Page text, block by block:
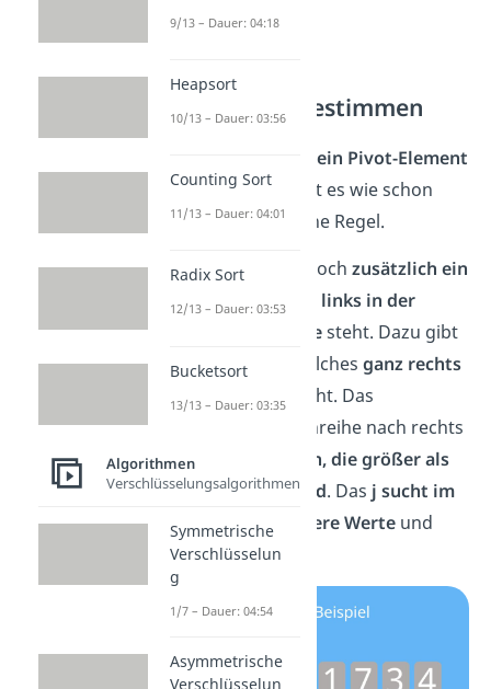
Pivot-Element bestimmen
ein Pivot-Element
bestimmen. Dafür gibt es wie schon
vorhin keine allgemeine Regel.
Diesmal gibt es aber noch zusätzlich ein
, welches immerganz links in der
restlichen Zahlenreihesteht. Dazu gibt
es dann noch ein
, welches ganz rechts
in der Zahlenreihe
steht. Das
idurchläuft die Zahlenreihe nach rechts
undsucht nach Zahlen, die größer als
das Pivot-Element sind. Das j sucht im
Gegensatz dazu kleinere Werte und
läuft dabei nach links.
9/13 – Dauer: 04:18
Heapsort
10/13 – Dauer: 03:56
Counting Sort
11/13 – Dauer: 04:01
Radix Sort
12/13 – Dauer: 03:53
Bucketsort
13/13 – Dauer: 03:35
Algorithmen
Verschlüsselungsalgorithmen
Symmetrische
Verschlüsselun
g
1/7 – Dauer: 04:54
Asymmetrische
Verschlüsselun